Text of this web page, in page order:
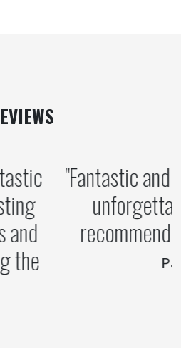
a fantastic
intersting
places and
during the